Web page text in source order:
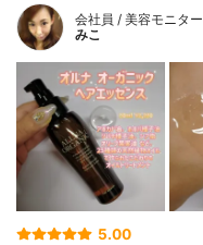
会社員 / 美容モニター
みこ
5.00